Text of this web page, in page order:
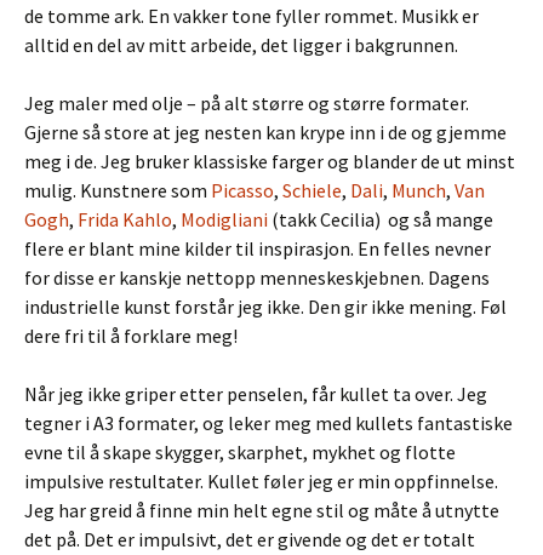
de tomme ark. En vakker tone fyller rommet. Musikk er
alltid en del av mitt arbeide, det ligger i bakgrunnen.
Jeg maler med olje – på alt større og større formater.
Gjerne så store at jeg nesten kan krype inn i de og gjemme
meg i de. Jeg bruker klassiske farger og blander de ut minst
mulig. Kunstnere som Picasso, Schiele, Dali, Munch, Van
Gogh, Frida Kahlo, Modigliani (takk Cecilia) og så mange
flere er blant mine kilder til inspirasjon. En felles nevner
for disse er kanskje nettopp menneskeskjebnen. Dagens
industrielle kunst forstår jeg ikke. Den gir ikke mening. Føl
dere fri til å forklare meg!
Når jeg ikke griper etter penselen, får kullet ta over. Jeg
tegner i A3 formater, og leker meg med kullets fantastiske
evne til å skape skygger, skarphet, mykhet og flotte
impulsive restultater. Kullet føler jeg er min oppfinnelse.
Jeg har greid å finne min helt egne stil og måte å utnytte
det på. Det er impulsivt, det er givende og det er totalt